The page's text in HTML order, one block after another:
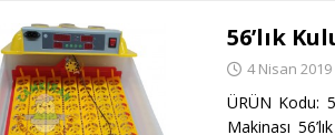
56’lık
4 Nisan 2019
ÜRÜN Kodu:
Makinası